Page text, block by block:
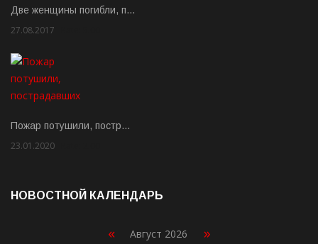
Две женщины погибли, п…
27.08.2017
Пожар потушили, постр…
23.01.2020
НОВОСТНОЙ КАЛЕНДАРЬ
« Август 2026 »